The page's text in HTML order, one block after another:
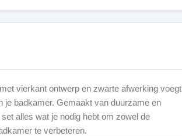
vierkant ontwerp en zwarte afwerking voegt
je badkamer. Gemaakt van duurzame en
alles wat je nodig hebt om zowel de
te verbeteren.